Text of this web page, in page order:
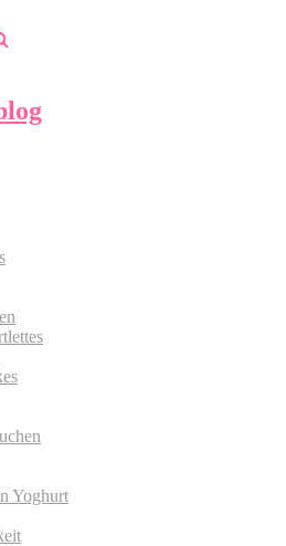
Yoghurt